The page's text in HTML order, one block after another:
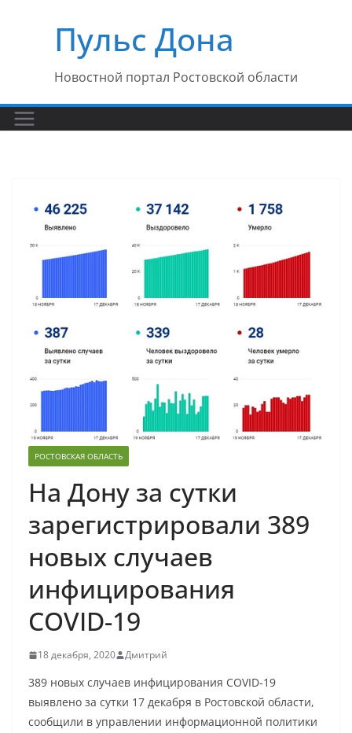
содержимомуПульс Дона
Новостной портал Ростовской области
РОСТОВСКАЯ ОБЛАСТЬ
На Дону за сутки
зарегистрировали 389
новых случаев
инфицирования
COVID-19
18 декабря, 2020 Дмитрий
389 новых случаев инфицирования COVID-19
выявлено за сутки 17 декабря в Ростовской области,
сообщили в управлении информационной политики